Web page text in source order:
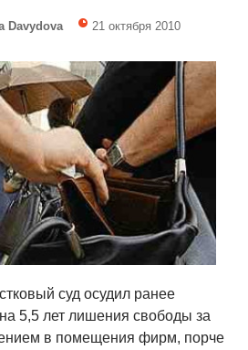
Davydova 21 октября 2010
суд осудил ранее
5,5 лет лишения свободы за
в помещения фирм, порче